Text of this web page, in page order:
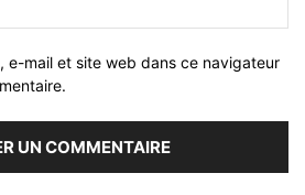
e-mail et site web dans ce navigateur